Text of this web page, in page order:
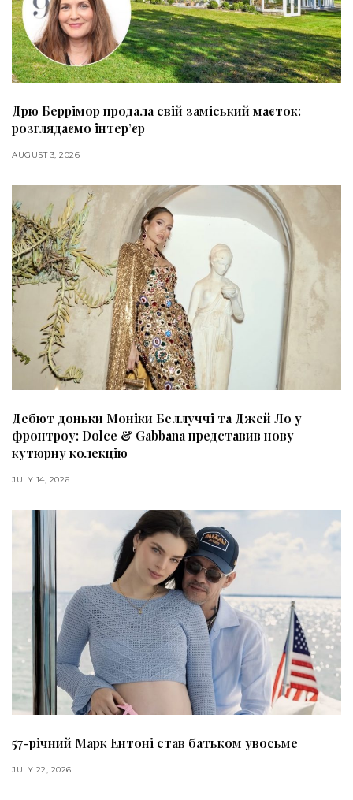
Дрю Беррімор продала свій заміський маєток:
розглядаємо інтер’єр
AUGUST 3, 2026
Дебют доньки Моніки Беллуччі та Джей Ло у
фронтроу: Dolce & Gabbana представив нову
кутюрну колекцію
JULY 14, 2026
57-річний Марк Ентоні став батьком увосьме
JULY 22, 2026